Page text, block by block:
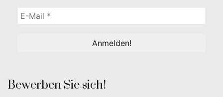
Bewerben Sie sich!